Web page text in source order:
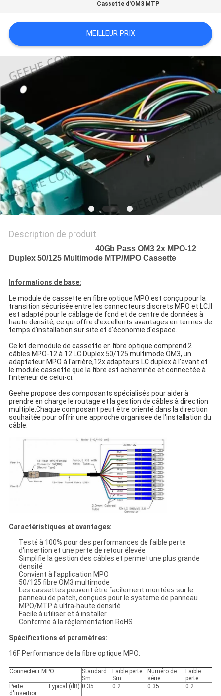
DU
SITE
PRIVACY
POLICY
Cassette d'OM3 MTP
MEILLEUR PRIX
Description de produit
40Gb Pass OM3 2x MPO-12
Duplex 50/125 Multimode MTP/MPO Cassette
Informations de base:
Le module de cassette en fibre optique MPO est conçu pour la
transition sécurisée entre les connecteurs discrets MPO et LC.Il
est adapté pour le câblage de fond et de centre de données à
haute densité, ce qui offre d'excellents avantages en termes de
temps d'installation sur site et d'économie d'espace..
Ce kit de module de cassette en fibre optique comprend 2
câbles MPO-12 à 12 LC Duplex 50/125 multimode OM3, un
adaptateur MPO à l'arrière,12x adapteurs LC duplex à l'avant et
le module cassette que la fibre est acheminée et connectée à
l'intérieur de celui-ci.
Geehe propose des composants spécialisés pour aider à
prendre en charge le routage et la gestion de câbles à direction
multiple.Chaque composant peut être orienté dans la direction
souhaitée pour offrir une approche organisée de l'installation du
câble.
Caractéristiques et avantages:
Testé à 100% pour des performances de faible perte
d'insertion et une perte de retour élevée
Simplifie la gestion des câbles et permet une plus grande
densité
Convient à l'application MPO
50/125 fibre OM3 multimode
Les cassettes peuvent être facilement montées sur le
panneau de patch, conçues pour le système de panneau
MPO/MTP à ultra-haute densité
Facile à utiliser et à installer
Conforme à la réglementation RoHS
Spécifications et paramètres:
16F Performance de la fibre optique MPO:
Connecteur MPO
Standard
Sm
Faible perte
Sm
Numéro de
série
Faible
perte
Perte
d'insertion
Typical (dB) 0.35 0.2 0.35 0.2